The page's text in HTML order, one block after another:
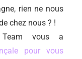
rien ne nous
chez nous ? !
vous a
pour vous